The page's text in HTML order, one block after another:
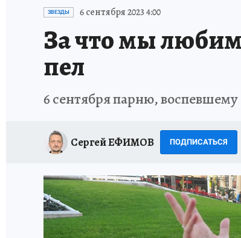
ИСПЫТАНО НА СЕБЕ
ЗВЕЗДЫ 6 сентября 2023 4:00
За что мы
пел
6 сентября парню,
Сергей ЕФИМОВ ПОДПИСАТЬСЯ